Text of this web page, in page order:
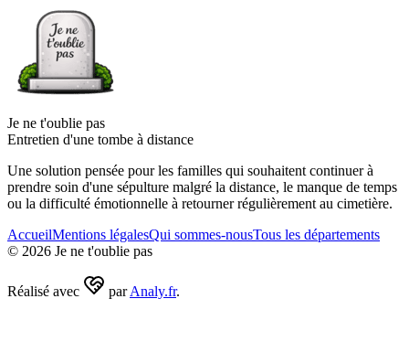
Je ne t'oublie pas
Entretien d'une tombe à distance
Une solution pensée pour les familles qui souhaitent continuer à
prendre soin d'une sépulture malgré la distance, le manque de temps
ou la difficulté émotionnelle à retourner régulièrement au cimetière.
AccueilMentions légalesQui sommes-nousTous les départements
© 2026 Je ne t'oublie pas
Réalisé avec par Analy.fr.